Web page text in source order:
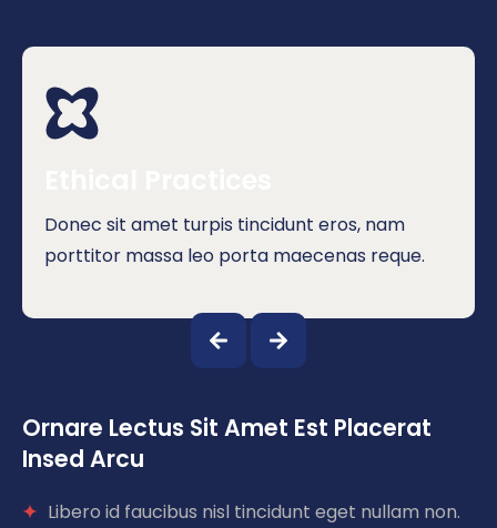
Donec sit amet turpis tincidunt eros, nam
porttitor massa leo porta maecenas reque.
Ornare Lectus Sit Amet Est Placerat
Insed Arcu
Libero id faucibus nisl tincidunt eget nullam non.